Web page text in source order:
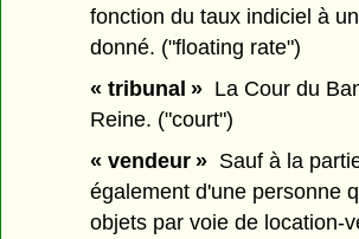
fonction du taux indiciel à
donné. ("floating rate")
« tribunal » La Cour du
Reine. ("court")
« vendeur » Sauf à la
également d'une personne
objets par voie de location-